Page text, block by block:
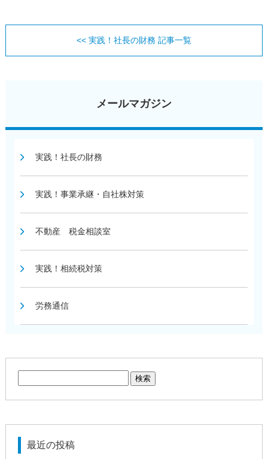
<< 実践！社長の財務 記事一覧
メールマガジン
実践！社長の財務
実践！事業承継・自社株対策
不動産 税金相談室
実践！相続税対策
労務通信
最近の投稿